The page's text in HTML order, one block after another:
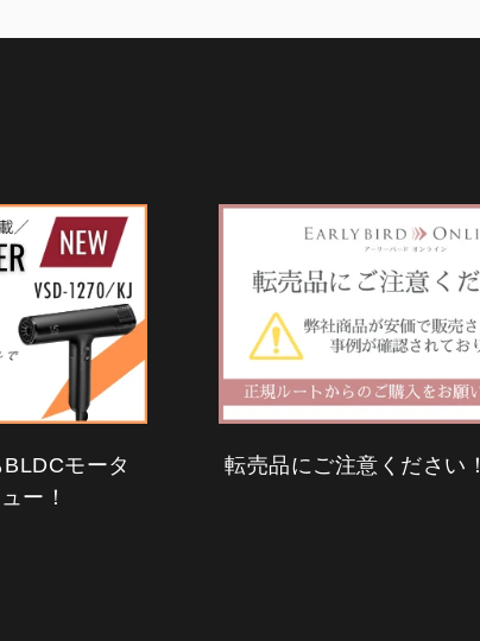
モータ
ー！
転売品にご注意ください！